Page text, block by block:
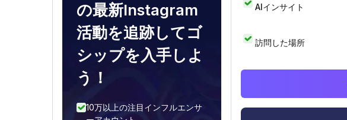
の最新Instagram
活動を追跡してゴ
シップを入手しよ
う！
10万以上の注目インフルエンサ
AIインサイト
訪問した場所